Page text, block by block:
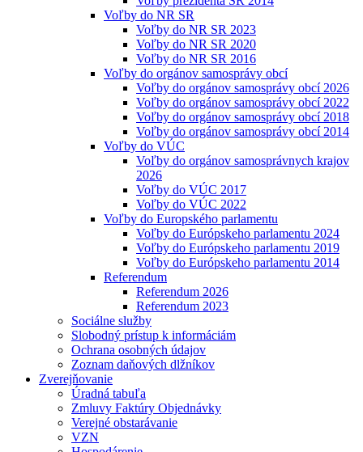
Voľby do NR SR
Voľby do NR SR 2023
Voľby do NR SR 2020
Voľby do NR SR 2016
Voľby do orgánov samosprávy obcí
Voľby do orgánov samosprávy obcí 2026
Voľby do orgánov samosprávy obcí 2022
Voľby do orgánov samosprávy obcí 2018
Voľby do orgánov samosprávy obcí 2014
Voľby do VÚC
Voľby do orgánov samosprávnych krajov
2026
Voľby do VÚC 2017
Voľby do VÚC 2022
Voľby do Europského parlamentu
Voľby do Európskeho parlamentu 2024
Voľby do Európskeho parlamentu 2019
Voľby do Európskeho parlamentu 2014
Referendum
Referendum 2026
Referendum 2023
Sociálne služby
Slobodný prístup k informáciám
Ochrana osobných údajov
Zoznam daňových dlžníkov
Zverejňovanie
Úradná tabuľa
Zmluvy Faktúry Objednávky
Verejné obstarávanie
VZN